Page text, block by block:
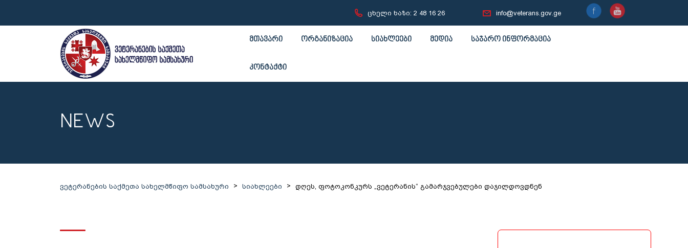
ცხელი ხაზი: 2 48 16 26 info@veterans.gov.ge
მთავარი ორგანიზაცია სიახლეები მედია საჯარო ინფორმაცია
კონტაქტი
NEWS
ვეტერანების საქმეთა სახელმწიფო სამსახური > სიახლეები > დღეს, ფოტოკონკურს „ვეტერანის“ გამარჯვებულები დაჯილდოვდნენ